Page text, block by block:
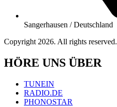
Sangerhausen / Deutschland
Copyright 2026. All rights reserved.
HÖRE UNS ÜBER
TUNEIN
RADIO.DE
PHONOSTAR